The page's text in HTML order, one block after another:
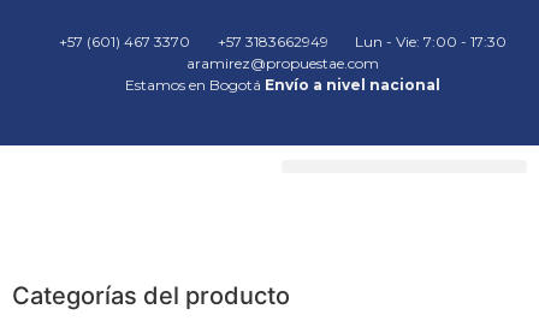
+57 (601) 467 3370 +57 3183662949
Lun - Vie: 7:00 - 17:30
aramirez@propuestae.com
Estamos en Bogotá Envío a nivel nacional
Categorías del producto